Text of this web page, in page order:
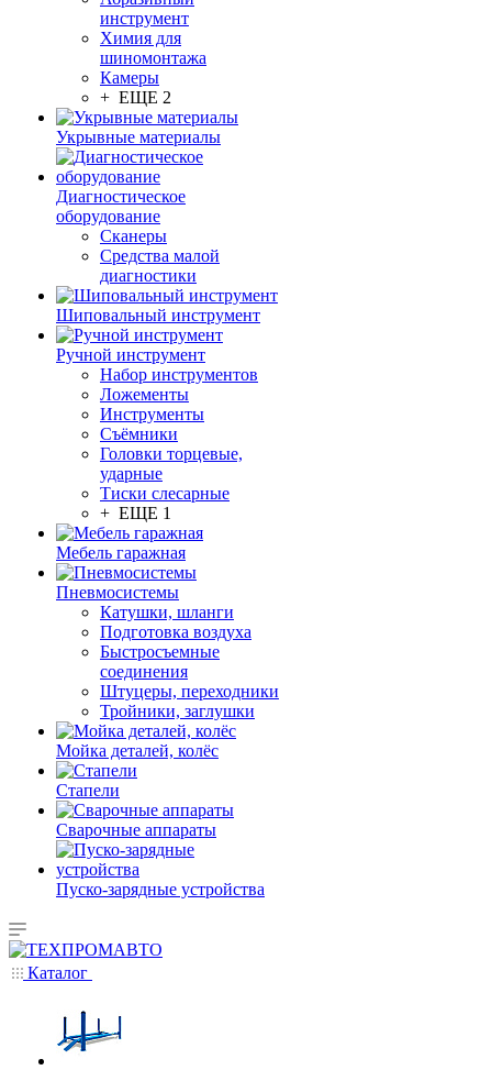
инструмент
Химия для
шиномонтажа
Камеры
+ ЕЩЕ 2
Укрывные материалы
Диагностическое
оборудование
Сканеры
Средства малой
диагностики
Шиповальный инструмент
Ручной инструмент
Набор инструментов
Ложементы
Инструменты
Съёмники
Головки торцевые,
ударные
Тиски слесарные
+ ЕЩЕ 1
Мебель гаражная
Пневмосистемы
Катушки, шланги
Подготовка воздуха
Быстросъемные
соединения
Штуцеры, переходники
Тройники, заглушки
Мойка деталей, колёс
Стапели
Сварочные аппараты
Пуско-зарядные устройства
Каталог